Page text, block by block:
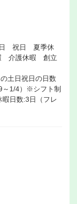
日 祝日 夏季休
介護休暇 創立
土日祝日の日数
1/4）※シフト制
日数:3日（フレ